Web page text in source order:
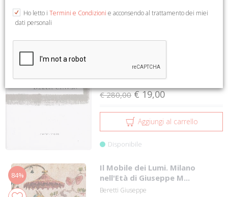
Brainaction Communication
€ 280,00 € 19,00
Aggiungi al carrello
Disponibile
84%
Il Mobile dei Lumi. Milano
nell'Età di Giuseppe M...
Beretti Giuseppe
Ho letto i Termini e Condizioni e acconsendo al trattamento dei miei
dati personali